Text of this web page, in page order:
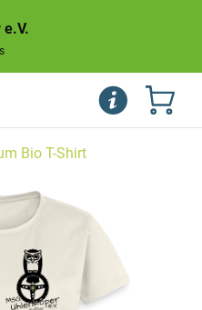
Bio T-Shirt